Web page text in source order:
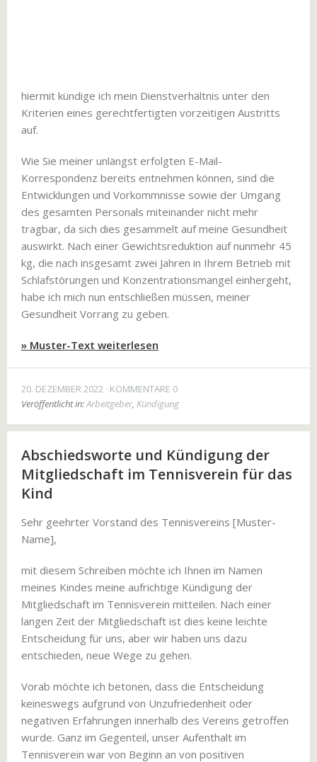
hiermit kündige ich mein Dienstverhältnis unter den
Kriterien eines gerechtfertigten vorzeitigen Austritts
auf.
Wie Sie meiner unlängst erfolgten E-Mail-
Korrespondenz bereits entnehmen können, sind die
Entwicklungen und Vorkommnisse sowie der Umgang
des gesamten Personals miteinander nicht mehr
tragbar, da sich dies gesammelt auf meine Gesundheit
auswirkt. Nach einer Gewichtsreduktion auf nunmehr 45
kg, die nach insgesamt zwei Jahren in Ihrem Betrieb mit
Schlafstörungen und Konzentrationsmangel einhergeht,
habe ich mich nun entschließen müssen, meiner
Gesundheit Vorrang zu geben.
» Muster-Text weiterlesen
20. DEZEMBER 2022 KOMMENTARE 0
Veröffentlicht in:Arbeitgeber, Kündigung
Abschiedsworte und Kündigung der
Mitgliedschaft im Tennisverein für das
Kind
Sehr geehrter Vorstand des Tennisvereins [Muster-
Name],
mit diesem Schreiben möchte ich Ihnen im Namen
meines Kindes meine aufrichtige Kündigung der
Mitgliedschaft im Tennisverein mitteilen. Nach einer
langen Zeit der Mitgliedschaft ist dies keine leichte
Entscheidung für uns, aber wir haben uns dazu
entschieden, neue Wege zu gehen.
Vorab möchte ich betonen, dass die Entscheidung
keineswegs aufgrund von Unzufriedenheit oder
negativen Erfahrungen innerhalb des Vereins getroffen
wurde. Ganz im Gegenteil, unser Aufenthalt im
Tennisverein war von Beginn an von positiven